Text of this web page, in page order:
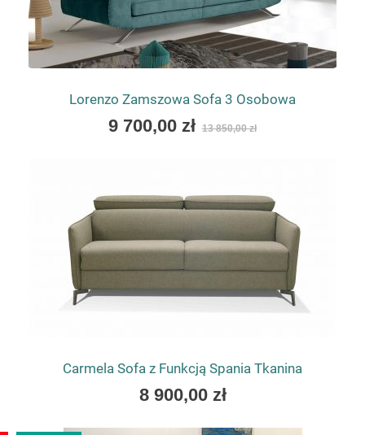
Lorenzo Zamszowa Sofa 3 Osobowa
As
9 700,00 zł 13 850,00 zł
Carmela Sofa z Funkcją Spania Tkanina
As
as
8 900,00 zł